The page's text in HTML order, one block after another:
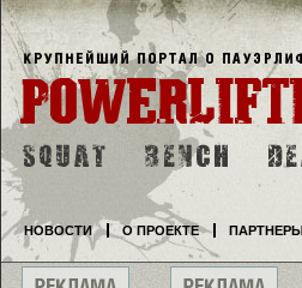
НОВОСТИ О ПРОЕКТЕ ПАРТНЕРЫ